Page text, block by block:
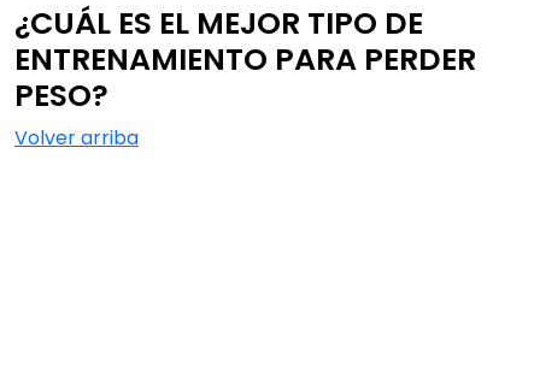
¿CUÁL ES EL MEJOR TIPO DE
ENTRENAMIENTO PARA PERDER
PESO?
Volver arriba